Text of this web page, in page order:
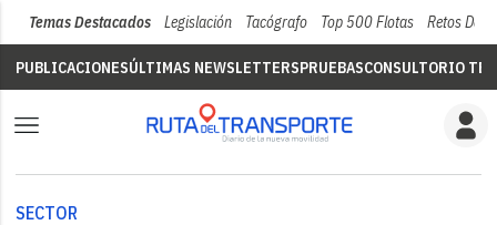
Temas Destacados Legislación Tacógrafo Top 500 Flotas Retos Del
PUBLICACIONESÚLTIMAS NEWSLETTERSPRUEBASCONSULTORIO
SECTOR